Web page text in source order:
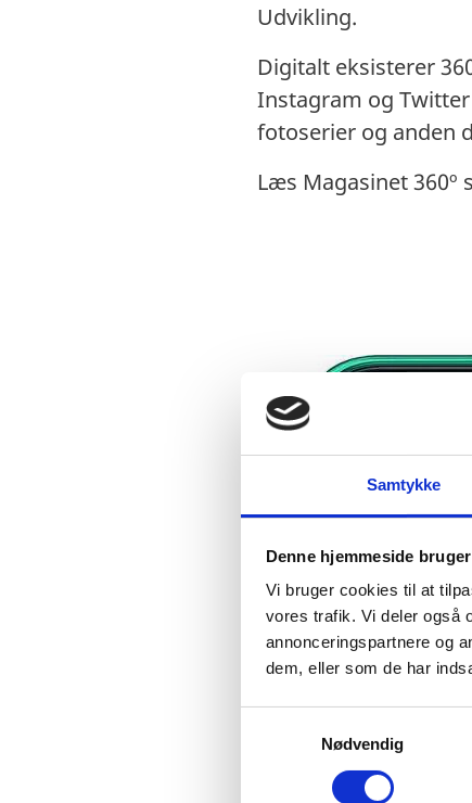
Samtykke
Denne hjemmeside
Vi bruger cookies til at
vores trafik. Vi deler også
annonceringspartnere og
dem, eller som de har
Nødvendig
Udvikling.
Digitalt eksisterer
Instagram og
fotoserier og anden
Læs Magasinet 360º